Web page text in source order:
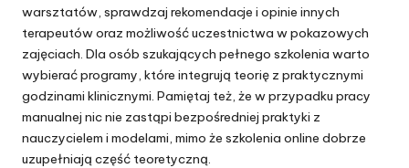
warsztatów, sprawdzaj rekomendacje i opinie innych
terapeutów oraz możliwość uczestnictwa w pokazowych
zajęciach. Dla osób szukających pełnego szkolenia warto
wybierać programy, które integrują teorię z praktycznymi
godzinami klinicznymi. Pamiętaj też, że w przypadku pracy
manualnej nic nie zastąpi bezpośredniej praktyki z
nauczycielem i modelami, mimo że szkolenia online dobrze
uzupełniają część teoretyczną.